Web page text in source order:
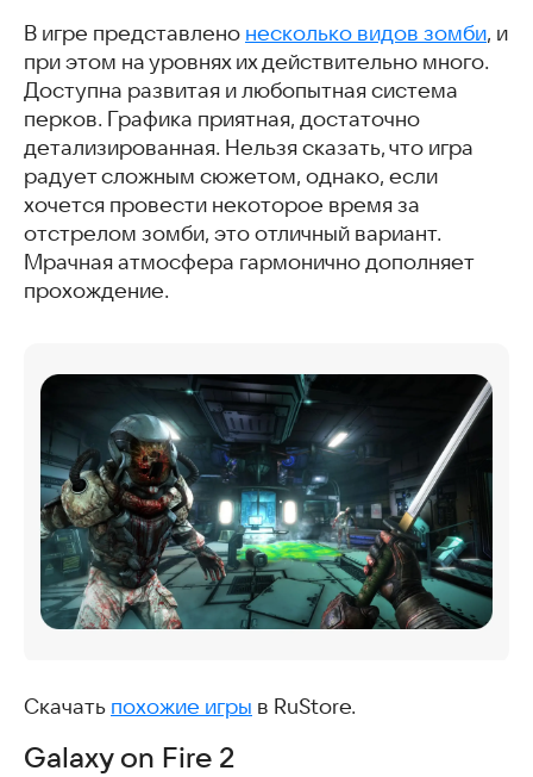
В игре представлено несколько видов зомби, и
при этом на уровнях их действительно много.
Доступна развитая и любопытная система
перков. Графика приятная, достаточно
детализированная. Нельзя сказать, что игра
радует сложным сюжетом, однако, если
хочется провести некоторое время за
отстрелом зомби, это отличный вариант.
Мрачная атмосфера гармонично дополняет
прохождение.
Скачать похожие игры в RuStore.
Galaxy on Fire 2